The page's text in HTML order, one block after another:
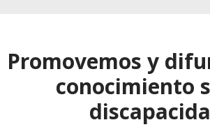
Promovemos y
conocimiento